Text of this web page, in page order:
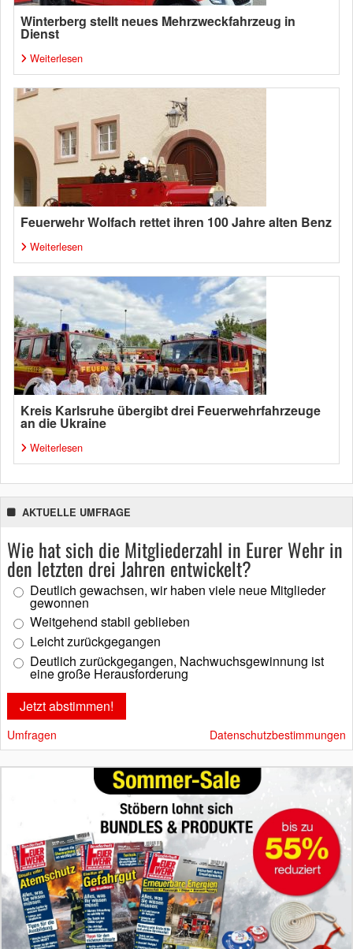
Winterberg stellt neues Mehrzweckfahrzeug in
Dienst
Weiterlesen
Feuerwehr Wolfach rettet ihren 100 Jahre alten Benz
Weiterlesen
Kreis Karlsruhe übergibt drei Feuerwehrfahrzeuge
an die Ukraine
Weiterlesen
AKTUELLE UMFRAGE
Wie hat sich die Mitgliederzahl in Eurer Wehr in
den letzten drei Jahren entwickelt?
Deutlich gewachsen, wir haben viele neue Mitglieder
gewonnen
Weitgehend stabil geblieben
Leicht zurückgegangen
Deutlich zurückgegangen, Nachwuchsgewinnung ist
eine große Herausforderung
Umfragen Datenschutzbestimmungen